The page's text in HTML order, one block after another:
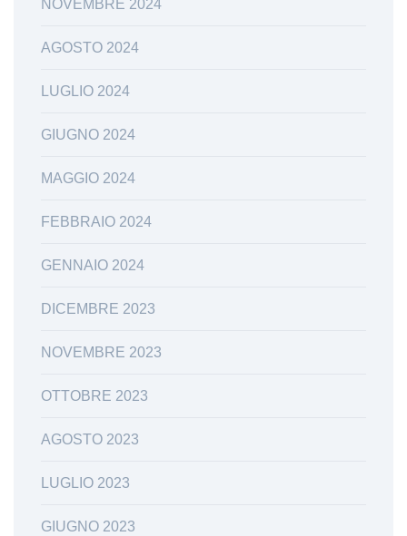
NOVEMBRE 2024
AGOSTO 2024
LUGLIO 2024
GIUGNO 2024
MAGGIO 2024
FEBBRAIO 2024
GENNAIO 2024
DICEMBRE 2023
NOVEMBRE 2023
OTTOBRE 2023
AGOSTO 2023
LUGLIO 2023
GIUGNO 2023